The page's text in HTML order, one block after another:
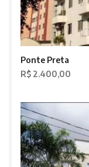
Ponte Preta
R$ 2.400,00